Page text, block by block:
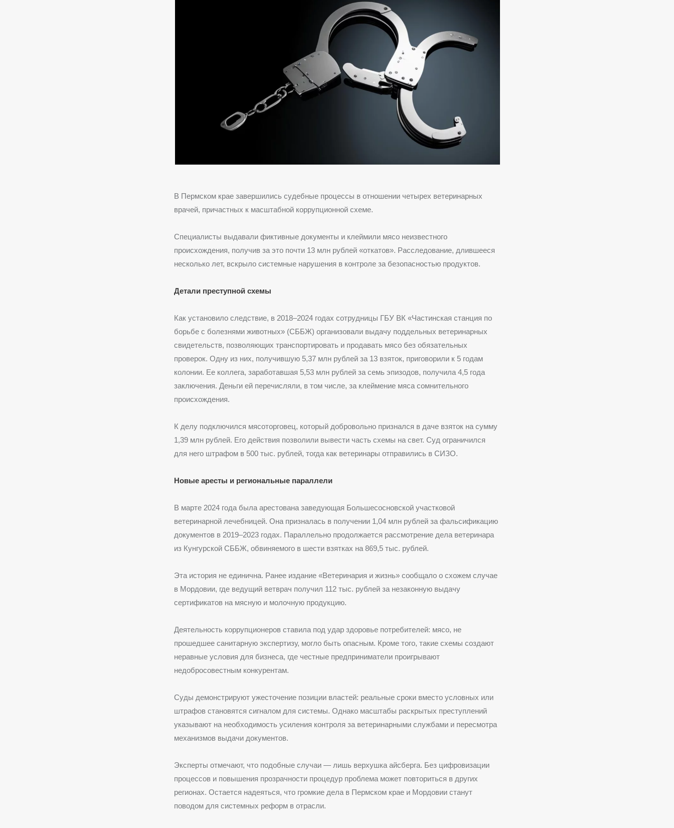
В Пермском крае завершились судебные процессы в отношении четырех ветеринарных
врачей, причастных к масштабной коррупционной схеме.
Специалисты выдавали фиктивные документы и клеймили мясо неизвестного
происхождения, получив за это почти 13 млн рублей «откатов». Расследование, длившееся
несколько лет, вскрыло системные нарушения в контроле за безопасностью продуктов.
Детали преступной схемы
Как установило следствие, в 2018–2024 годах сотрудницы ГБУ ВК «Частинская станция по
борьбе с болезнями животных» (СББЖ) организовали выдачу поддельных ветеринарных
свидетельств, позволяющих транспортировать и продавать мясо без обязательных
проверок. Одну из них, получившую 5,37 млн рублей за 13 взяток, приговорили к 5 годам
колонии. Ее коллега, заработавшая 5,53 млн рублей за семь эпизодов, получила 4,5 года
заключения. Деньги ей перечисляли, в том числе, за клеймение мяса сомнительного
происхождения.
К делу подключился мясоторговец, который добровольно признался в даче взяток на сумму
1,39 млн рублей. Его действия позволили вывести часть схемы на свет. Суд ограничился
для него штрафом в 500 тыс. рублей, тогда как ветеринары отправились в СИЗО.
Новые аресты и региональные параллели
В марте 2024 года была арестована заведующая Большесосновской участковой
ветеринарной лечебницей. Она призналась в получении 1,04 млн рублей за фальсификацию
документов в 2019–2023 годах. Параллельно продолжается рассмотрение дела ветеринара
из Кунгурской СББЖ, обвиняемого в шести взятках на 869,5 тыс. рублей.
Эта история не единична. Ранее издание «Ветеринария и жизнь» сообщало о схожем случае
в Мордовии, где ведущий ветврач получил 112 тыс. рублей за незаконную выдачу
сертификатов на мясную и молочную продукцию.
Деятельность коррупционеров ставила под удар здоровье потребителей: мясо, не
прошедшее санитарную экспертизу, могло быть опасным. Кроме того, такие схемы создают
неравные условия для бизнеса, где честные предприниматели проигрывают
недобросовестным конкурентам.
Суды демонстрируют ужесточение позиции властей: реальные сроки вместо условных или
штрафов становятся сигналом для системы. Однако масштабы раскрытых преступлений
указывают на необходимость усиления контроля за ветеринарными службами и пересмотра
механизмов выдачи документов.
Эксперты отмечают, что подобные случаи — лишь верхушка айсберга. Без цифровизации
процессов и повышения прозрачности процедур проблема может повториться в других
регионах. Остается надеяться, что громкие дела в Пермском крае и Мордовии станут
поводом для системных реформ в отрасли.